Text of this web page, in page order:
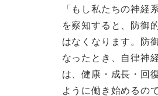
「もし私たちの神経
を察知すると、防御
はなくなります。防
なったとき、自律神
は、健康・成長・回
ように働き始めるの